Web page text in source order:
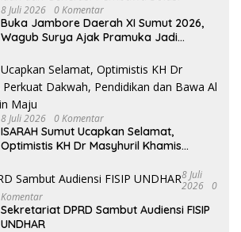
8 Juli 2026 0 Komentar
Buka Jambore Daerah XI Sumut 2026,
Wagub Surya Ajak Pramuka Jadi
8 Juli 2026 0 Komentar
ISARAH Sumut Ucapkan Selamat,
Optimistis KH Dr Masyhuril Khamis
Al Washliyah Semakin Maju
8 Juli
2026 0
Komentar
Sekretariat DPRD Sambut Audiensi FISIP
UNDHAR